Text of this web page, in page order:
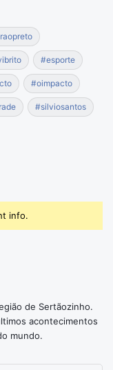
#esporte
#oimpacto
#silviosantos
info.
de Sertãozinho.
acontecimentos
mundo.